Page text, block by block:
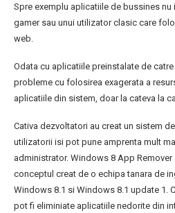
Spre exemplu aplicatiile de bussines
gamer sau unui utilizator clasic care
web.
Odata cu aplicatiile preinstalate de
probleme cu folosirea exagerata a
aplicatiile din sistem, doar la cateva la
Cativa dezvoltatori au creat un sistem
utilizatorii isi pot pune amprenta mult
administrator. Windows 8 App
conceptul creat de o echipa tanara de
Windows 8.1 si Windows 8.1 update 1.
pot fi eliminiate aplicatiile nedorite din